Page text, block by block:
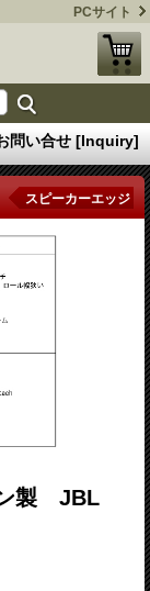
PCサイト
問い合せ [Inquiry]
スピーカーエッジ
製 JBL